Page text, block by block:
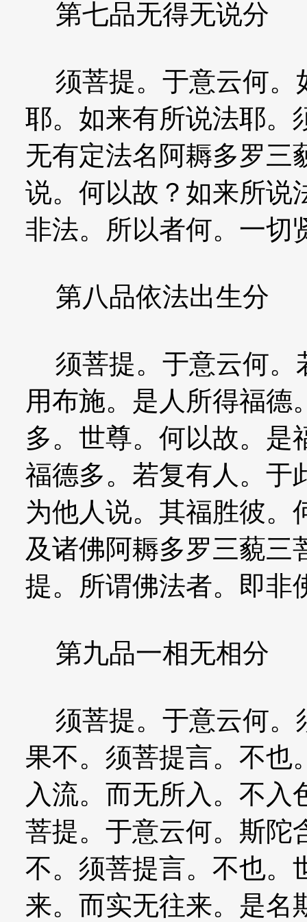
第七品无得无说分
须菩提。于意云何。
耶。如来有所说法耶。
无有定法名阿耨多罗三
说。何以故？如来所说
非法。所以者何。一切
第八品依法出生分
须菩提。于意云何。
用布施。是人所得福德
多。世尊。何以故。是
福德多。若复有人。于
为他人说。其福胜彼。
及诸佛阿耨多罗三藐三
提。所谓佛法者。即非
第九品一相无相分
须菩提。于意云何。
果不。须菩提言。不也
入流。而无所入。不入
菩提。于意云何。斯陀
不。须菩提言。不也。
来。而实无往来。是名